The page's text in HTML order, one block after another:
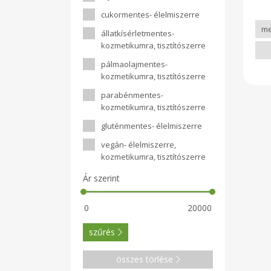
cukormentes- élelmiszerre
állatkísérletmentes-
kozmetikumra, tisztítószerre
pálmaolajmentes-
kozmetikumra, tisztítószerre
parabénmentes-
kozmetikumra, tisztítószerre
gluténmentes- élelmiszerre
vegán- élelmiszerre,
kozmetikumra, tisztítószerre
Ár szerint
szűrés
összes törlése